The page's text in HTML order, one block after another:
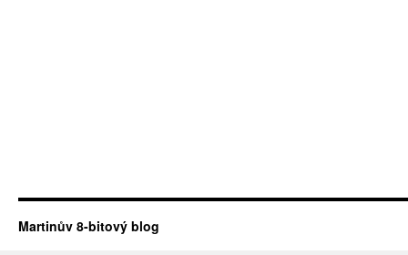
Martinův 8-bitový blog